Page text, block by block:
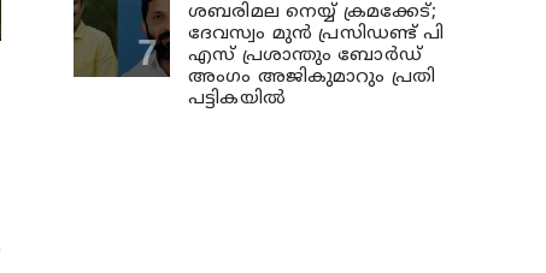
ശബരിമല നെയ്യ് ക്രമക്കേട്;
ദേവസ്വം മുന്‍ പ്രസിഡണ്ട് പി
എസ് പ്രശാന്തും ബോര്‍ഡ്
അംഗം അജികുമാറും പ്രതി
പട്ടികയിൽ